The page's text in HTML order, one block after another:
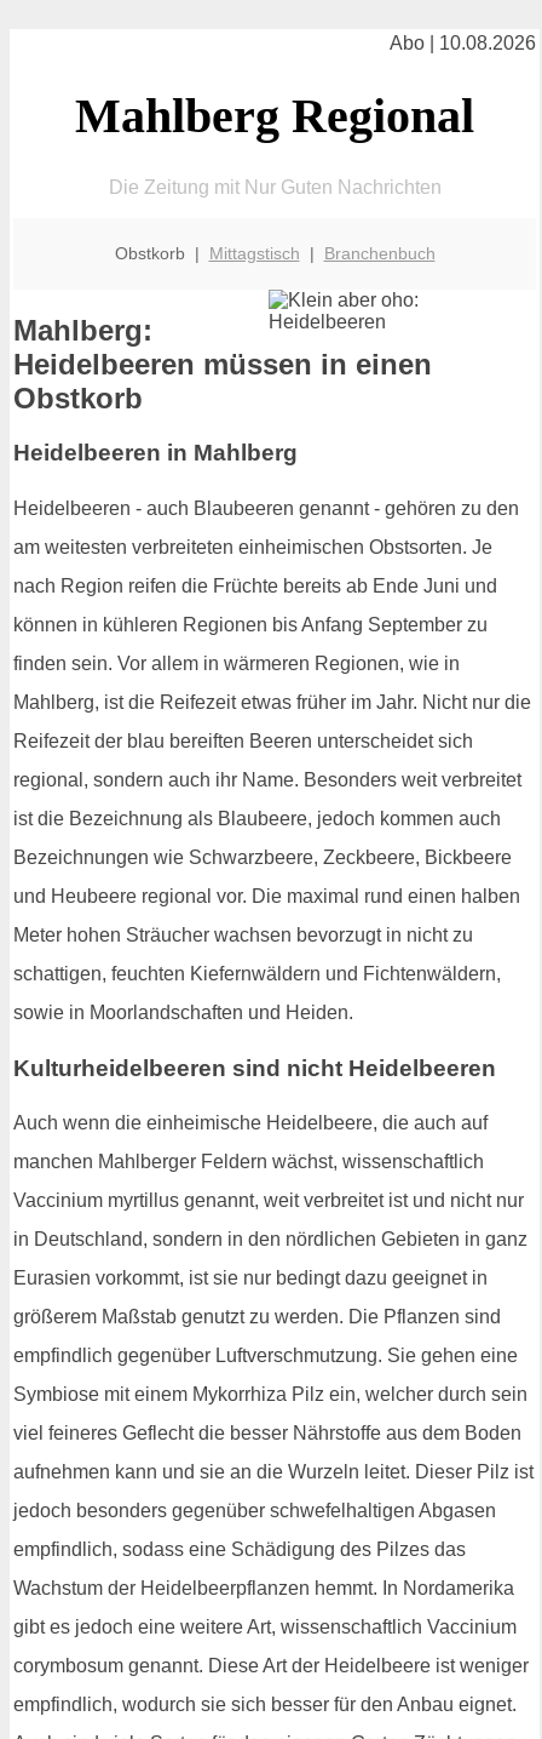
Abo | 10.08.2026
Mahlberg Regional
Die Zeitung mit Nur Guten Nachrichten
Obstkorb | Mittagstisch | Branchenbuch
Mahlberg:
Heidelbeeren müssen in einen
Obstkorb
Heidelbeeren in Mahlberg
Heidelbeeren - auch Blaubeeren genannt - gehören zu den
am weitesten verbreiteten einheimischen Obstsorten. Je
nach Region reifen die Früchte bereits ab Ende Juni und
können in kühleren Regionen bis Anfang September zu
finden sein. Vor allem in wärmeren Regionen, wie in
Mahlberg, ist die Reifezeit etwas früher im Jahr. Nicht nur die
Reifezeit der blau bereiften Beeren unterscheidet sich
regional, sondern auch ihr Name. Besonders weit verbreitet
ist die Bezeichnung als Blaubeere, jedoch kommen auch
Bezeichnungen wie Schwarzbeere, Zeckbeere, Bickbeere
und Heubeere regional vor. Die maximal rund einen halben
Meter hohen Sträucher wachsen bevorzugt in nicht zu
schattigen, feuchten Kiefernwäldern und Fichtenwäldern,
sowie in Moorlandschaften und Heiden.
Kulturheidelbeeren sind nicht Heidelbeeren
Auch wenn die einheimische Heidelbeere, die auch auf
manchen Mahlberger Feldern wächst, wissenschaftlich
Vaccinium myrtillus genannt, weit verbreitet ist und nicht nur
in Deutschland, sondern in den nördlichen Gebieten in ganz
Eurasien vorkommt, ist sie nur bedingt dazu geeignet in
größerem Maßstab genutzt zu werden. Die Pflanzen sind
empfindlich gegenüber Luftverschmutzung. Sie gehen eine
Symbiose mit einem Mykorrhiza Pilz ein, welcher durch sein
viel feineres Geflecht die besser Nährstoffe aus dem Boden
aufnehmen kann und sie an die Wurzeln leitet. Dieser Pilz ist
jedoch besonders gegenüber schwefelhaltigen Abgasen
empfindlich, sodass eine Schädigung des Pilzes das
Wachstum der Heidelbeerpflanzen hemmt. In Nordamerika
gibt es jedoch eine weitere Art, wissenschaftlich Vaccinium
corymbosum genannt. Diese Art der Heidelbeere ist weniger
empfindlich, wodurch sie sich besser für den Anbau eignet.